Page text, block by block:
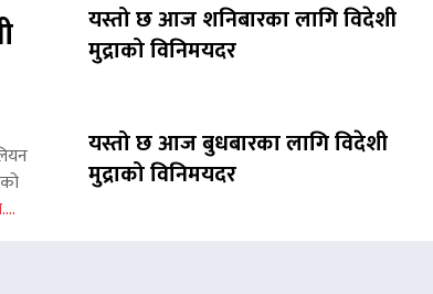
यस्तो छ आज शनिबारका लागि विदेशी
मुद्राको विनिमयदर
यस्तो छ आज बुधबारका लागि विदेशी
मुद्राको विनिमयदर